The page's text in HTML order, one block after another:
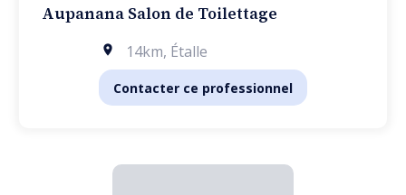
Aupanana Salon de Toilettage
14km, Étalle
Contacter ce professionnel